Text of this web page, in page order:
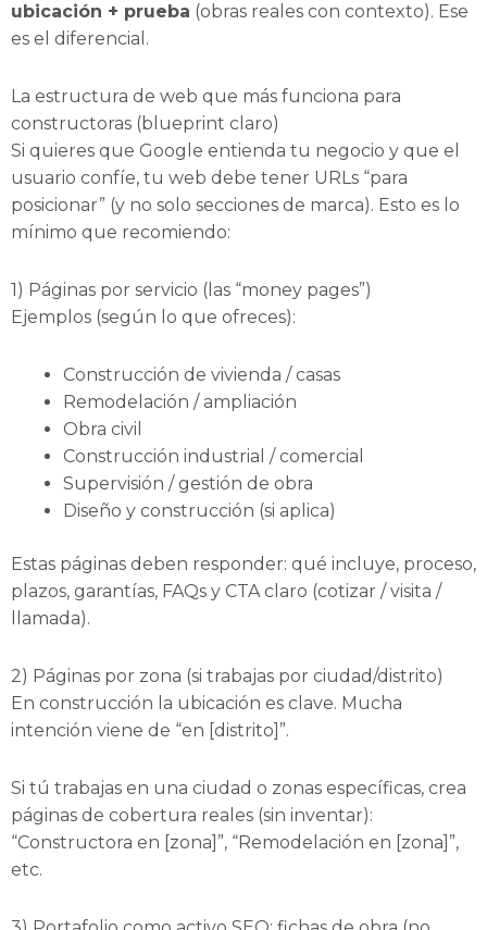
ubicación + prueba (obras reales con contexto). Ese
es el diferencial.
La estructura de web que más funciona para
constructoras (blueprint claro)
Si quieres que Google entienda tu negocio y que el
usuario confíe, tu web debe tener URLs “para
posicionar” (y no solo secciones de marca). Esto es lo
mínimo que recomiendo:
1) Páginas por servicio (las “money pages”)
Ejemplos (según lo que ofreces):
Construcción de vivienda / casas
Remodelación / ampliación
Obra civil
Construcción industrial / comercial
Supervisión / gestión de obra
Diseño y construcción (si aplica)
Estas páginas deben responder: qué incluye, proceso,
plazos, garantías, FAQs y CTA claro (cotizar / visita /
llamada).
2) Páginas por zona (si trabajas por ciudad/distrito)
En construcción la ubicación es clave. Mucha
intención viene de “en [distrito]”.
Si tú trabajas en una ciudad o zonas específicas, crea
páginas de cobertura reales (sin inventar):
“Constructora en [zona]”, “Remodelación en [zona]”,
etc.